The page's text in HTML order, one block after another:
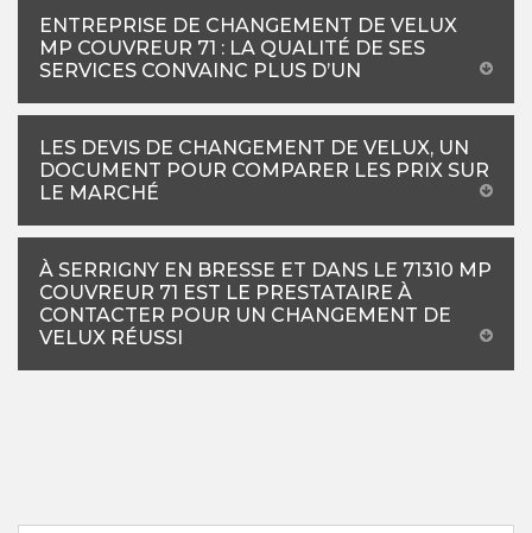
ENTREPRISE DE CHANGEMENT DE VELUX
MP COUVREUR 71 : LA QUALITÉ DE SES
SERVICES CONVAINC PLUS D’UN
LES DEVIS DE CHANGEMENT DE VELUX, UN
DOCUMENT POUR COMPARER LES PRIX SUR
LE MARCHÉ
À SERRIGNY EN BRESSE ET DANS LE 71310 MP
COUVREUR 71 EST LE PRESTATAIRE À
CONTACTER POUR UN CHANGEMENT DE
VELUX RÉUSSI